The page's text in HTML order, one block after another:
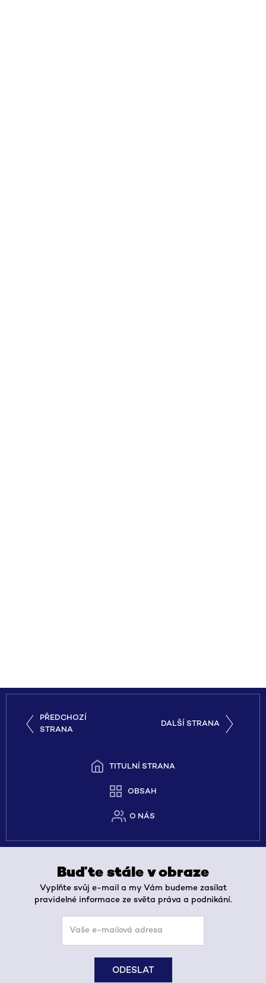
PŘEDCHOZÍ
STRANA
TITULNÍ STRANA
OBSAH
O NÁS
DALŠÍ STRANA
Buďte stále v obraze
Vyplňte svůj e-mail a my Vám budeme zasílat
pravidelné informace ze světa práva a podnikání.